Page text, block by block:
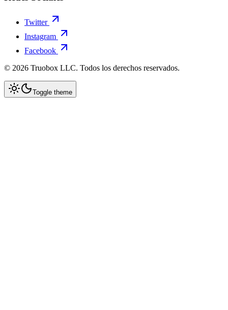
Twitter
Instagram
Facebook
© 2026 Truobox LLC. Todos los derechos reservados.
Toggle theme